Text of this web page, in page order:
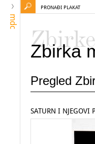
mdc
PRONAĐI PLAKAT
Zbirka
Pregled
SATURN I NJEGOVI